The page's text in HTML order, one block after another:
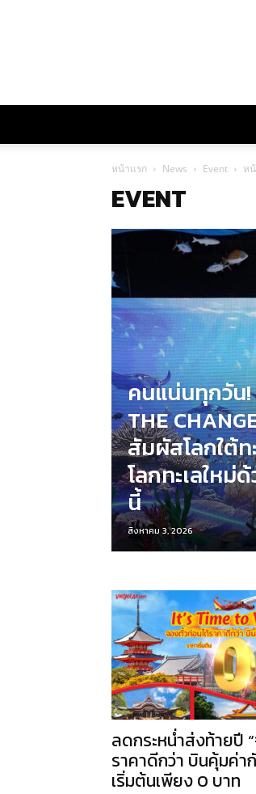
หน้าแรก News Event ห
EVENT
คนแน่นทุกวัน!
THE
สัมผัสโลกใต้ท
โลกทะเลใหม่
นี้
สิงหาคม 3, 2026
ลดกระหน่ำส่งท้ายปี
ราคาดีกว่า บินคุ้มค่า
เริ่มต้นเพียง 0 บาท